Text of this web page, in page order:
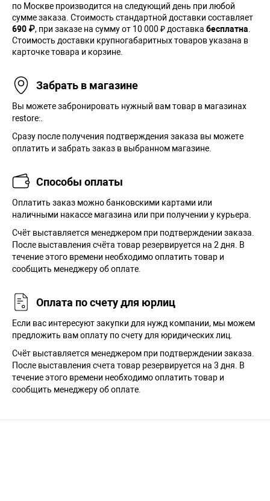
по Москве производится на следующий день при любой
сумме заказа. Cтоимость стандартной доставки составляет
690 ₽, при заказе на сумму от 10 000 ₽ доставка бесплатна
Стоимость доставки крупногабаритных товаров указана в
карточке товара и корзине.
Забрать в магазине
Вы можете забронировать нужный вам товар в магазинах
restore:.
Сразу после получения подтверждения заказа вы можете
оплатить и забрать заказ в выбранном магазине.
Способы оплаты
Оплатить заказ можно банковскими картами или
наличными накассе магазина или при получении у курьера.
Cчёт выставляется менеджером при подтверждении заказа.
После выставления счёта товар резервируется на 2 дня. В
течение этого времени необходимо оплатить товар и
сообщить менеджеру об оплате.
Оплата по счету для юрлиц
Если вас интересуют закупки для нужд компании, мы можем
предложить вам оплату по счету для юридических лиц.
Счёт выставляется менеджером при подтверждении заказа.
После выставления счета товар резервируется на 3 дня. В
течение этого времени необходимо оплатить товар и
сообщить менеджеру об оплате.